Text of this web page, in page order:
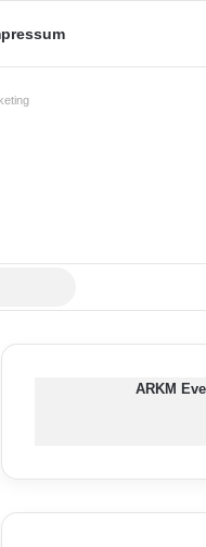
ARKM